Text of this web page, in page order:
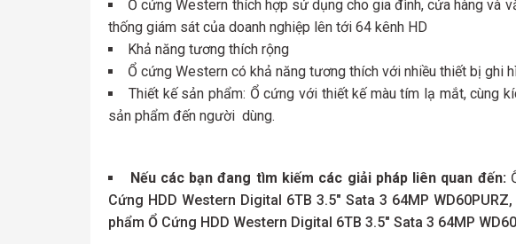
Ổ cứng Western thích hợp sử dụng cho gia đình, cửa hàng và
thống giám sát của doanh nghiệp lên tới 64 kênh HD
Khả năng tương thích rộng
Ổ cứng Western có khả năng tương thích với nhiều thiết bị ghi
Thiết kế sản phẩm: Ổ cứng với thiết kế màu tím lạ mắt, cùng
sản phẩm đến người dùng.
Nếu các bạn đang tìm kiếm các giải pháp liên quan đến:
Cứng HDD Western Digital 6TB 3.5″ Sata 3 64MP
phẩm Ổ Cứng HDD Western Digital 6TB 3.5″ Sata 3 64MP